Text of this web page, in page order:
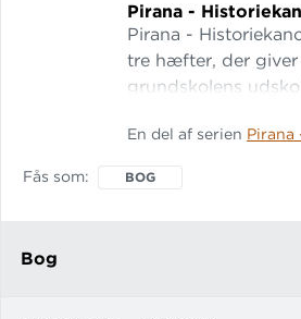
Pirana -
Pirana -
tre hæfter, der giver
grundskolens
En del af serien Pirana
Fås som BOG
Bog